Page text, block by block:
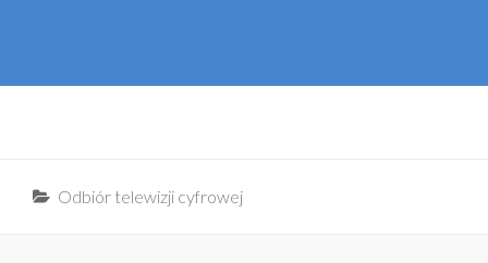
Categories
Odbiór telewizji cyfrowej